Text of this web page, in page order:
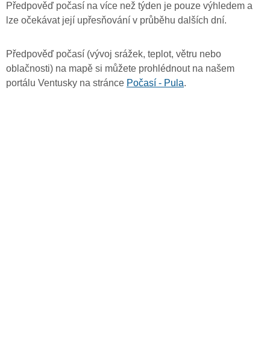
Předpověď počasí na více než týden je pouze výhledem a
lze očekávat její upřesňování v průběhu dalších dní.
Předpověď počasí (vývoj srážek, teplot, větru nebo
oblačnosti) na mapě si můžete prohlédnout na našem
portálu Ventusky na stránce Počasí - Pula.